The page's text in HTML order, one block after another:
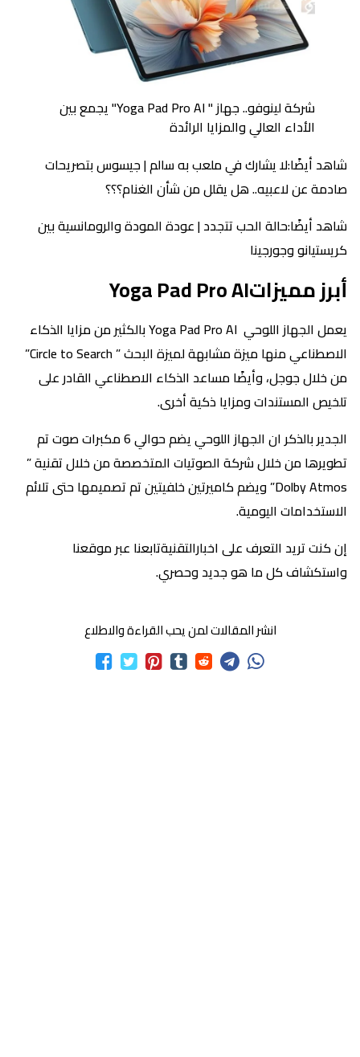
شركة لينوفو.. جهاز " Yoga Pad Pro AI" يجمع بين
الأداء العالي والمزايا الرائدة
شاهد أيضًا:لا يشارك في ملعب به سالم | جيسوس بتصريحات
صادمة عن لاعبيه.. هل يقلل من شأن الغنام؟؟؟
شاهد أيضًا:حالة الحب تتجدد | عودة المودة والرومانسية بين
كريستيانو وجورجينا
أبرز مميزاتYoga Pad Pro AI
يعمل الجهاز اللوحي Yoga Pad Pro AI بالكثير من مزايا الذكاء
الاصطناعي منها ميزة مشابهة لميزة البحث ” Circle to Search”
من خلال جوجل، وأيضًا مساعد الذكاء الاصطناعي القادر على
تلخيص المستندات ومزايا ذكية أخرى.
الجدير بالذكر ان الجهاز اللوحي يضم حوالي 6 مكبرات صوت تم
تطويرها من خلال شركة الصوتيات المتخصصة من خلال تقنية ”
Dolby Atmos” ويضم كاميرتين خلفيتين تم تصميمها حتى تلائم
الاستخدامات اليومية.
إن كنت تريد التعرف على اخبارالتقنيةتابعنا عبر موقعنا
واستكشاف كل ما هو جديد وحصري.
انشر المقالات لمن يحب القراءة والاطلاع